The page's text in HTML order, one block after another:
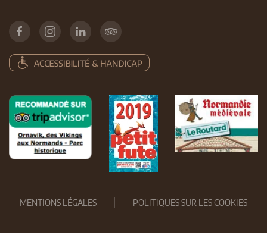
MENTIONS LÉGALES POLITIQUES SUR LES COOKIES